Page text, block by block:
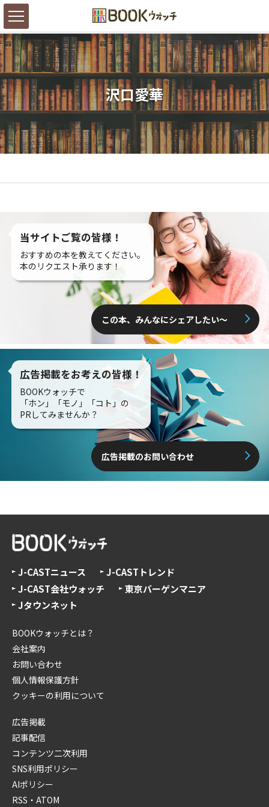
沢口愛華
当サイトご覧の皆様！
おすすめの本を教えてください。
本のリクエスト承ります！
この本、みんなにシェアしたい〜
広告掲載をお考えの皆様！
BOOKウォッチで
「ホン」「モノ」「コト」の
PRしてみませんか？
広告掲載のお問い合わせ
J-CASTニュース
J-CASTトレンド
J-CAST会社ウォッチ
東京バーゲンマニア
Jタウンネット
BOOKウォッチとは？
会社案内
お問い合わせ
個人情報保護方針
クッキーの利用について
広告掲載
記事配信
コンテンツ二次利用
SNS利用ポリシー
AIポリシー
RSS・ATOM